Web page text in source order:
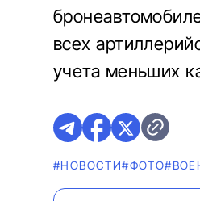
всех
учета меньших
#НОВОСТИ#ФОТО